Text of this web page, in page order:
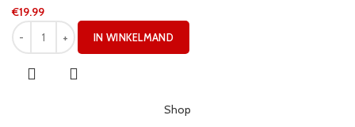
€19.99
IN WINKELMAND
Shop